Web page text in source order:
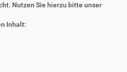
Nutzen Sie hierzu bitte unser
Inhalt: